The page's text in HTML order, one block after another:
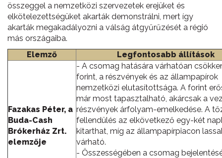
összeggel a nemzetközi szervezetek erejüket és
elkötelezettségüket akarták demonstrálni, mert így
akarták megakadályozni a válság átgyűrűzését a régió
más országaiba.
Elemző
Legfontosabb állítások
Fazakas Péter, a
Buda-Cash
Brókerház Zrt.
elemzője
- A csomag hatására várhatóan
forint, a részvények és az állampapírok
nemzetközi elutasítottsága. A forint
már most tapasztalható, akárcsak a
részvények árfolyam-emelkedése. A
fellendülés az elkövetkező egy-két
kitarthat, míg az állampapírpiacon
várható.
- Összességében a csomag